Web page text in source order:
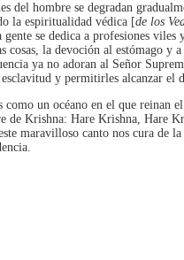
del hombre se degradan
la espiritualidad védica [de los
se dedica a profesiones
cosas, la devoción al estómago y
ya no adoran al Señor
y permitirles alcanzar el
como un océano en el que
de Krishna: Hare Krishna, Hare
maravilloso canto nos cura de